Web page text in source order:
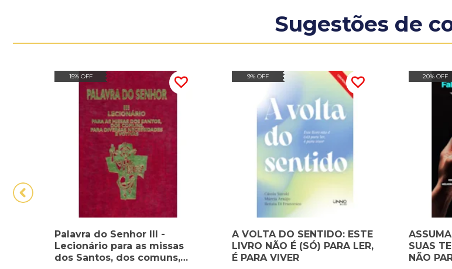
Sugestões de
15% OFF
Palavra do Senhor III -
Lecionário para as missas
dos Santos, dos comuns,
9% OFF
A VOLTA DO SENTIDO: ESTE
LIVRO NÃO É (SÓ) PARA LER,
É PARA VIVER
20% OFF
SUAS
NÃO